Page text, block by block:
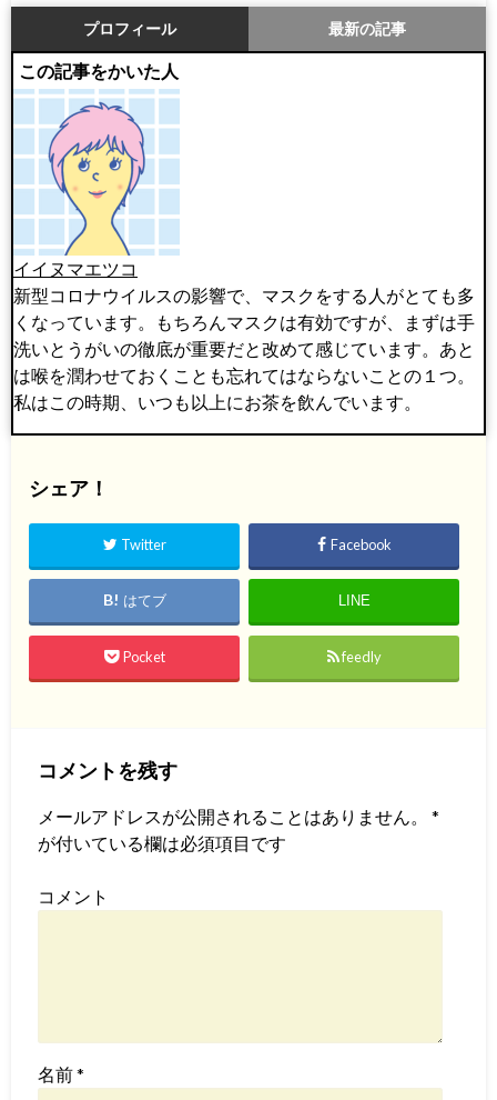
プロフィール 最新の記事
この記事をかいた人
イイヌマエツコ
新型コロナウイルスの影響で、マスクをする人がとても多
くなっています。もちろんマスクは有効ですが、まずは手
洗いとうがいの徹底が重要だと改めて感じています。あと
は喉を潤わせておくことも忘れてはならないことの１つ。
私はこの時期、いつも以上にお茶を飲んでいます。
シェア！
Twitter Facebook
はてブ LINE
Pocket feedly
コメントを残す
メールアドレスが公開されることはありません。
*
が付いている欄は必須項目です
コメント
名前*